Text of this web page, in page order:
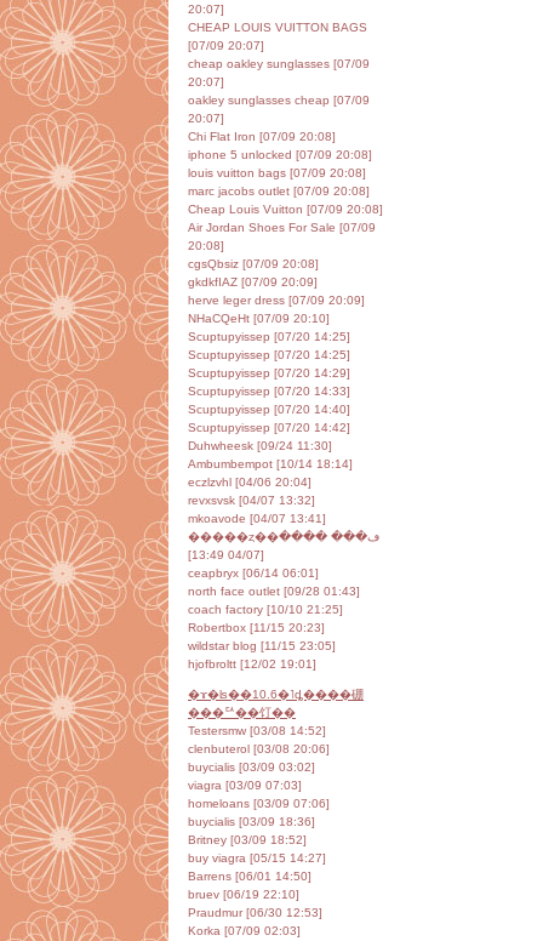
20:07]
CHEAP LOUIS VUITTON BAGS
[07/09 20:07]
cheap oakley sunglasses [07/09
20:07]
oakley sunglasses cheap [07/09
20:07]
Chi Flat Iron [07/09 20:08]
iphone 5 unlocked [07/09 20:08]
louis vuitton bags [07/09 20:08]
marc jacobs outlet [07/09 20:08]
Cheap Louis Vuitton [07/09 20:08]
Air Jordan Shoes For Sale [07/09
20:08]
cgsQbsiz [07/09 20:08]
gkdkfIAZ [07/09 20:09]
herve leger dress [07/09 20:09]
NHaCQeHt [07/09 20:10]
Scuptupyissep [07/20 14:25]
Scuptupyissep [07/20 14:25]
Scuptupyissep [07/20 14:29]
Scuptupyissep [07/20 14:33]
Scuptupyissep [07/20 14:40]
Scuptupyissep [07/20 14:42]
Duhwheesk [09/24 11:30]
Ambumbempot [10/14 18:14]
eczlzvhl [04/06 20:04]
revxsvsk [04/07 13:32]
mkoavode [04/07 13:41]
�����ȥ��ڡ��� ����
[04/07 13:49]
ceapbryx [06/14 06:01]
north face outlet [09/28 01:43]
coach factory [10/10 21:25]
Robertbox [11/15 20:23]
wildstar blog [11/15 23:05]
hjofbroltt [12/02 19:01]
�ɤ�ʪ��10.6�˥ȡ����硼
���ꥢ��饤��
Testersmw [03/08 14:52]
clenbuterol [03/08 20:06]
buycialis [03/09 03:02]
viagra [03/09 07:03]
homeloans [03/09 07:06]
buycialis [03/09 18:36]
Britney [03/09 18:52]
buy viagra [05/15 14:27]
Barrens [06/01 14:50]
bruev [06/19 22:10]
Praudmur [06/30 12:53]
Korka [07/09 02:03]